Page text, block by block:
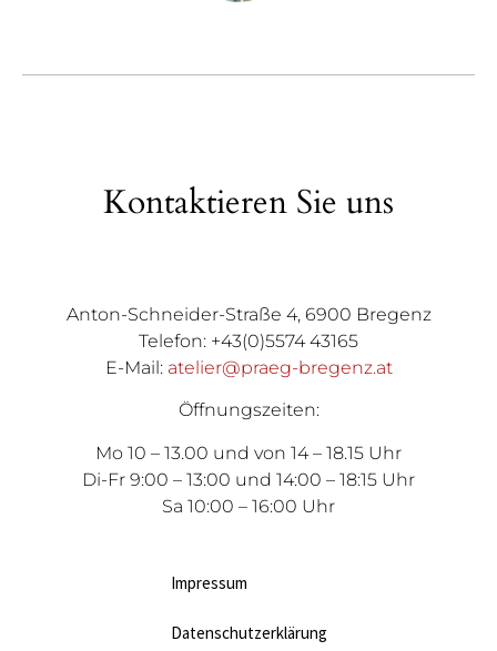
Kontaktieren Sie uns
Anton-Schneider-Straße 4, 6900 Bregenz
Telefon: +43(0)5574 43165
E-Mail: atelier@praeg-bregenz.at
Öffnungszeiten:
Mo 10 – 13.00 und von 14 – 18.15 Uhr
Di-Fr 9:00 – 13:00 und 14:00 – 18:15 Uhr
Sa 10:00 – 16:00 Uhr
Impressum
Datenschutzerklärung